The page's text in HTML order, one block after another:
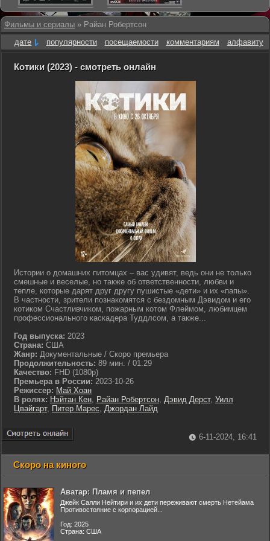
Фильмы и сериалы » Райан Робертсон
дате
популярности посещаемости комментариям алфавиту
Котики (2023) - смотреть онлайн
Истории о домашних питомцах – вас удивят, ведь они не только
смешные и веселые, но также об ответственности, любви и
тепле, которые дарят друг другу пушистые «дети» и их «папы».
В частности, зрители познакомятся с бездомным Дэвидом и его
котиком Счастливчиком, пожарным котом Флеймом, любимцем
профессионального каскадера Туддлсом, а также...
Год выпуска: 2023
Страна: США
Жанр: Документальные / Скоро премьера
Продолжительность: 89 мин. / 01:29
Качество: FHD (1080p)
Премьера в России: 2023-10-26
Режиссер: Май Хоан
В ролях: Нэйтан Кен, Райан Робертсон, Дэвид Дерст, Уилл
Цвайгарт, Питер Марес, Джордан Лайд
6-11-2024, 16:41
Скоро на киного
Аватар: Пламя и пепел
Джейк Салли Нейтири и их дети переживают смерть Нетейама
Противостояние с корпорацией...
Год: 2025
Страна: США